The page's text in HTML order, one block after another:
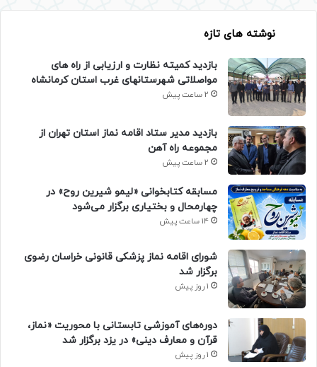
نوشته های تازه
بازدید کمیته نظارت و ارزیابی از راه های
مواصلاتی شهرستانهای غرب استان کرمانشاه
2 ساعت پیش
بازدید مدیر ستاد اقامه نماز استان تهران از
مجموعه راه آهن
2 ساعت پیش
مسابقه کتابخوانی «لیمو شیرین روح» در
چهارمحال و بختیاری برگزار می‌شود
14 ساعت پیش
شورای اقامه نماز پزشکی قانونی خراسان رضوی
برگزار شد
1 روز پیش
دوره‌های آموزشی تابستانی با محوریت «نماز،
قرآن و معارف دینی» در یزد برگزار شد
1 روز پیش